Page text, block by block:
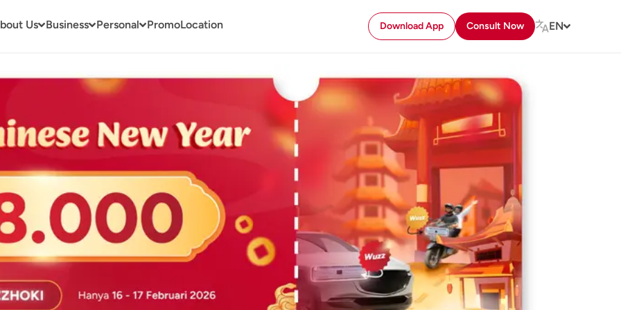
Us Business Personal PromoLocation Download App Consult Now EN